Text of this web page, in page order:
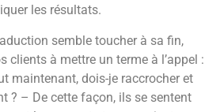
les résultats.
semble toucher à sa fin,
clients à mettre un terme à l’appel :
maintenant, dois-je raccrocher et
? – De cette façon, ils se sentent